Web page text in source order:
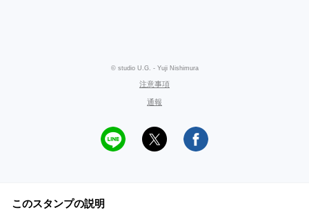
© studio U.G. - Yuji Nishimura
注意事項
通報
このスタンプの説明